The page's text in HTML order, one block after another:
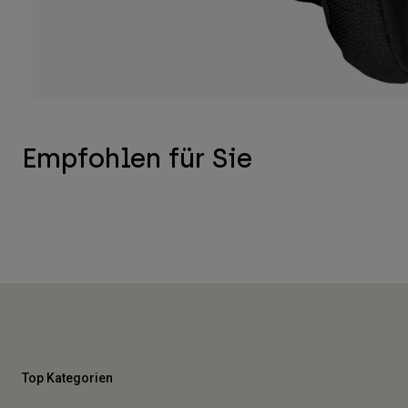
Empfohlen für Sie
Top Kategorien